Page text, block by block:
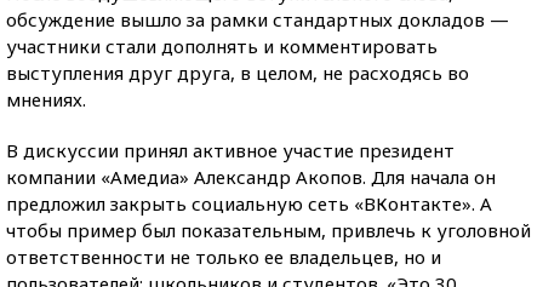
обсуждение вышло за рамки стандартных докладов —
участники стали дополнять и комментировать
выступления друг друга, в целом, не расходясь во
мнениях.
В дискуссии принял активное участие президент
компании «Амедиа» Александр Акопов. Для начала он
предложил закрыть социальную сеть «ВКонтакте». А
чтобы пример был показательным, привлечь к уголовной
ответственности не только ее владельцев, но и